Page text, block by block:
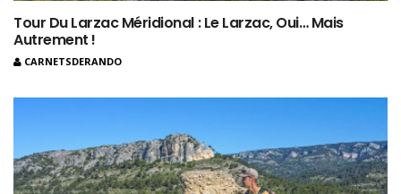
Tour Du Larzac Méridional : Le Larzac, Oui… Mais
Autrement !
CARNETSDERANDO